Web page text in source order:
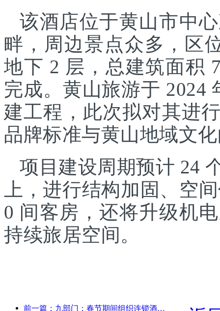
该酒店位于黄山市中
畔，周边景点众多，区
地下 2 层，总建筑面积
完成。黄山旅游于 2024
建工程，此次拟对其进
品牌标准与黄山地域文
项目建设周期预计 24
上，进行结构加固、空
0 间客房，还将升级机
持续旅居空间。
前一篇：九部门：春节期间组织连锁酒店、精品民宿等推出优惠措施